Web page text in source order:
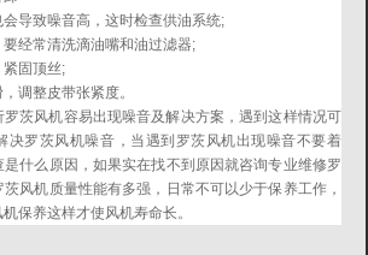
搜索
注册
联系我们
关闭
导致噪音高，这时检查供油系统;
经常清洗滴油嘴和油过滤器;
固顶丝;
调整皮带张紧度。
罗茨风机容易出现噪音及解决方案，遇到这样情况可
决罗茨风机噪音，当遇到罗茨风机出现噪音不要着
什么原因，如果实在找不到原因就咨询专业维修罗
风机质量性能有多强，日常不可以少于保养工作，
机保养这样才使风机寿命长。